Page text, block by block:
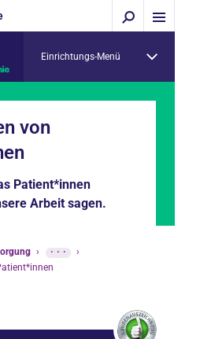
Einrichtungs-Menü
von
Patient*innen
Arbeit sagen.
› ···
›